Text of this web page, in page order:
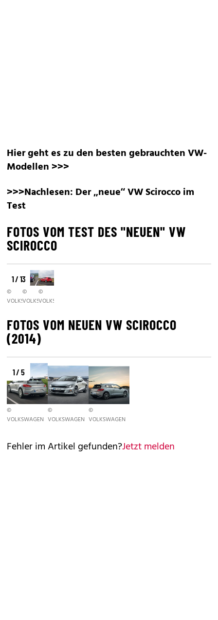
Hier geht es zu den besten gebrauchten VW-
Modellen >>>
>>>Nachlesen: Der „neue“ VW Scirocco im
Test
FOTOS VOM TEST DES "NEUEN" VW
SCIROCCO
1 / 13
©
VOLKSWAGEN
©
VOLKSWAGEN
©
VOLKSWAGEN
FOTOS VOM NEUEN VW SCIROCCO
(2014)
1 / 5
©
VOLKSWAGEN
©
VOLKSWAGEN
©
VOLKSWAGEN
Fehler im Artikel gefunden?Jetzt melden